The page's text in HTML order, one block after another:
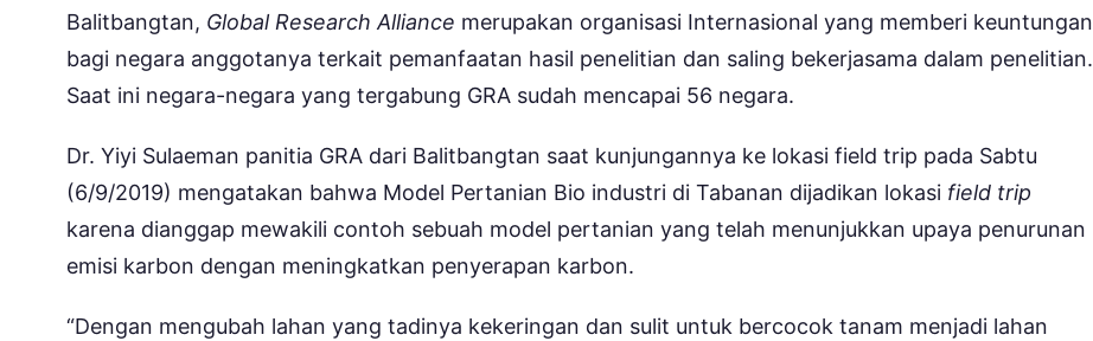
Balitbangtan, Global Research Alliance merupakan organisasi Internasional yang memberi keuntungan
bagi negara anggotanya terkait pemanfaatan hasil penelitian dan saling bekerjasama dalam penelitian.
Saat ini negara-negara yang tergabung GRA sudah mencapai 56 negara.
Dr. Yiyi Sulaeman panitia GRA dari Balitbangtan saat kunjungannya ke lokasi field trip pada Sabtu
(6/9/2019) mengatakan bahwa Model Pertanian Bio industri di Tabanan dijadikan lokasi field trip
karena dianggap mewakili contoh sebuah model pertanian yang telah menunjukkan upaya penurunan
emisi karbon dengan meningkatkan penyerapan karbon.
“Dengan mengubah lahan yang tadinya kekeringan dan sulit untuk bercocok tanam menjadi lahan